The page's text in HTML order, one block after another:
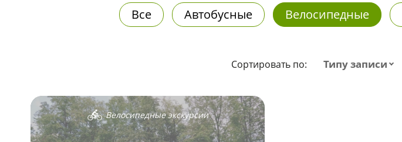
Все Автобусные Велосипедные
Сортировать по: Типу записи
Велосипедные экскурсии